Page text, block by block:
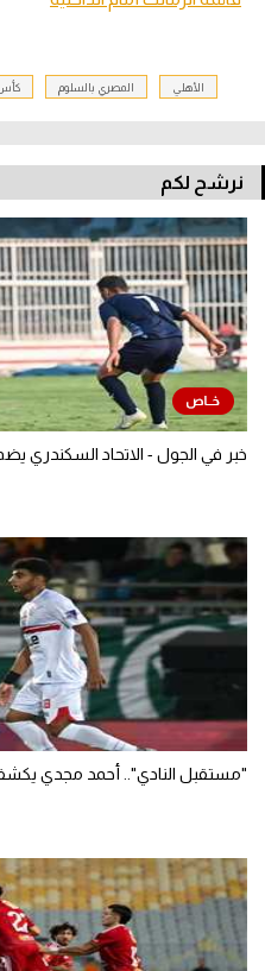
الأهلي المصري بالسلوم
نرشح لكم
خبر في الجول - الاتحاد السكندري
"مستقبل النادي".. أحمد مجدي